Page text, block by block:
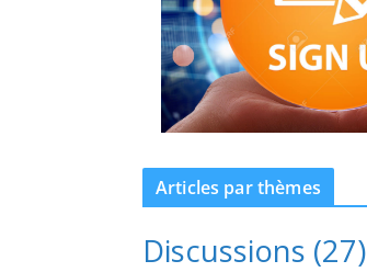
Articles par thèmes
Discussions (27)